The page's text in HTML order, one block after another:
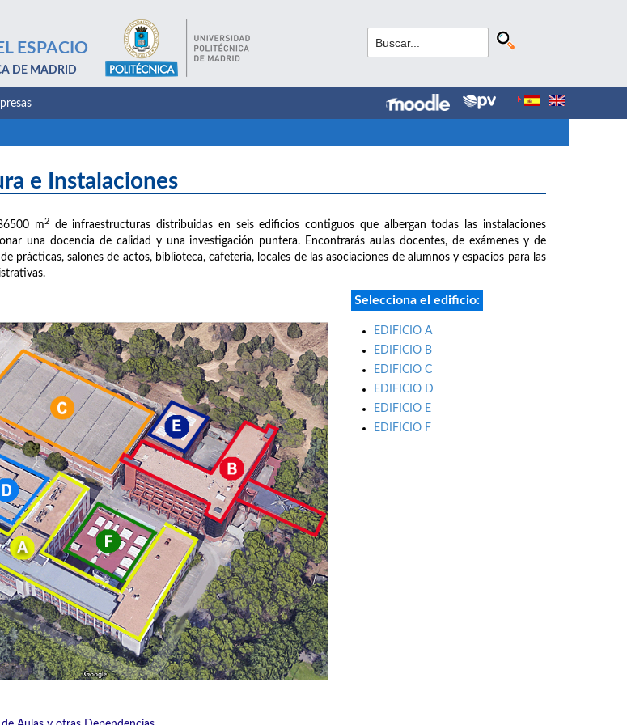
ESPACIO
DE MADRID
e Instalaciones
m2de infraestructuras distribuidas en seis edificios contiguos que albergan todas las instalaciones
una docencia de calidad y una investigación puntera. Encontrarás aulas docentes, de exámenes y de
prácticas, salones de actos, biblioteca, cafetería, locales de las asociaciones de alumnos y espacios para las
Selecciona el edificio:
EDIFICIO A
EDIFICIO B
EDIFICIO C
EDIFICIO D
EDIFICIO E
EDIFICIO F